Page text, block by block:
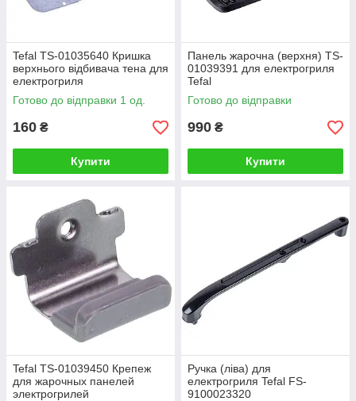
Tefal TS-01035640 Кришка
верхнього відбивача тена для
електрогриля
Готово до відправки 1 од.
160 ₴
Купити
Панель жарочна (верхня) TS-
01039391 для електрогриля
Tefal
Готово до відправки
990 ₴
Купити
Tefal TS-01039450 Крепеж
для жарочных панелей
электрогрилей
Ручка (ліва) для
електрогриля Tefal FS-
9100023320